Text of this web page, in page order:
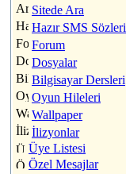
Sitede Ara
Hazır SMS Sözleri
Forum
Dosyalar
Bilgisayar Dersleri
Oyun Hileleri
Wallpaper
İlizyonlar
Üye Listesi
Özel Mesajlar